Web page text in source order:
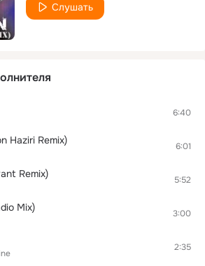
Слушать
6:40
Haziri Remix) 6:01
Remix) 5:52
Mix) 3:00
2:35